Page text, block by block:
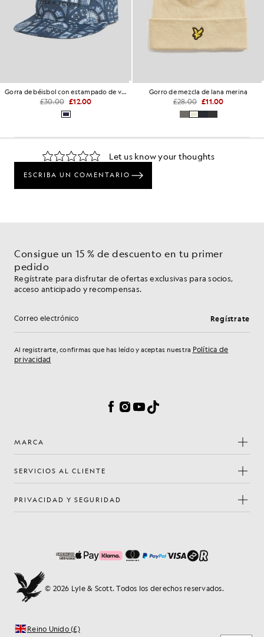
Gorra de béisbol con estampado de vitrales
£30.00 £12.00
Gorro de mezcla de lana merina
£28.00 £11.00
Consigue un 15 % de descuento en tu primer
pedido
Regístrate para disfrutar de ofertas exclusivas para socios,
acceso anticipado y recompensas.
Dirección de correo electrónico Regístrate
Al registrarte, confirmas que has leído y aceptas nuestra Política de
privacidad
Facebook
Instagram
YouTube
TikTok
MARCA
SERVICIOS AL CLIENTE
PRIVACIDAD Y SEGURIDAD
© 2026 Lyle & Scott. Todos los derechos reservados.
Reino Unido (£)